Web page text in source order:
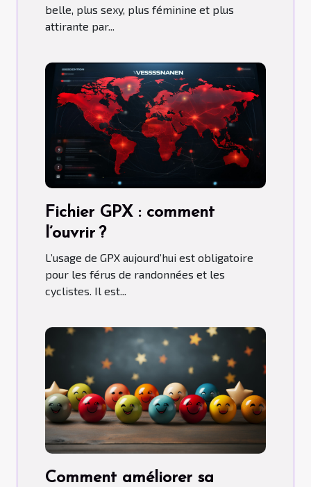
belle, plus sexy, plus féminine et plus
attirante par...
Fichier GPX : comment
l’ouvrir ?
L’usage de GPX aujourd’hui est obligatoire
pour les férus de randonnées et les
cyclistes. Il est...
Comment améliorer sa